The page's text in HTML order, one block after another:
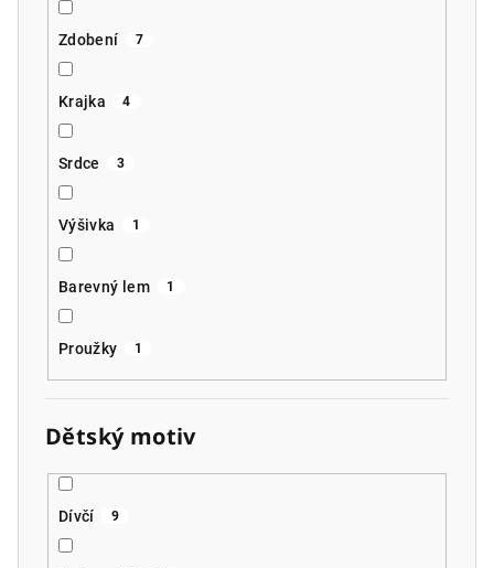
Zdobení 7
Krajka 4
Srdce 3
Výšivka 1
Barevný lem 1
Proužky 1
Dětský motiv
Dívčí 9